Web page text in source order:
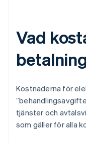
Vad
Kostnaderna för
tjänster och
som gäller för alla